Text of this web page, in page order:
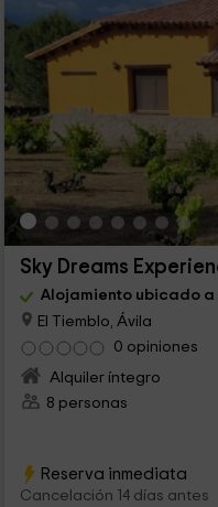
Sky Dreams
Alojamiento ubicado a
El Tiemblo, Ávila
0 opiniones
Alquiler íntegro
8 personas
Reserva inmediata
Cancelación 14 días antes